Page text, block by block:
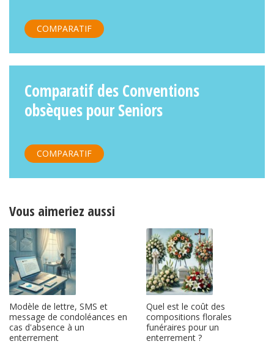
COMPARATIF
Comparatif des Conventions
obsèques pour Seniors
COMPARATIF
Vous aimeriez aussi
Modèle de lettre, SMS et
message de condoléances en
cas d'absence à un
enterrement
Quel est le coût des
compositions florales
funéraires pour un
enterrement ?